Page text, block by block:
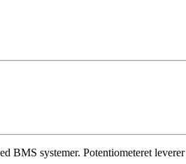
BMS systemer. Potentiometeret